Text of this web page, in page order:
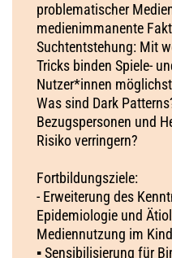
problematischer
medienimmanente
Suchtentstehung: Mit
Tricks binden Spiele-
Nutzer*innen
Was sind Dark
Bezugspersonen und
Risiko verringern?
Fortbildungsziele:
- Erweiterung des
Epidemiologie und
Mediennutzung im
▪ Sensibilisierung für